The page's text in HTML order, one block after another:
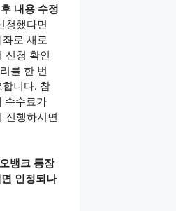
내용 수정
청했다면
로 새로
신청 확인
를 한 번
니다. 참
수수료가
진행하시면
뱅크 통장
인정되나